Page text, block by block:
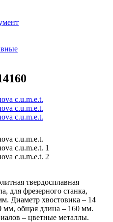
твердосплавная
для фрезерного станка,
Диаметр хвостовика – 14
мм, общая длина – 160 мм.
– цветные металлы.